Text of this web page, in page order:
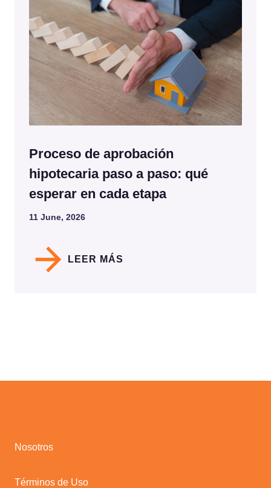
Proceso de aprobación
hipotecaria paso a paso: qué
esperar en cada etapa
11 June, 2026
LEER MÁS
Nosotros
Términos de Uso